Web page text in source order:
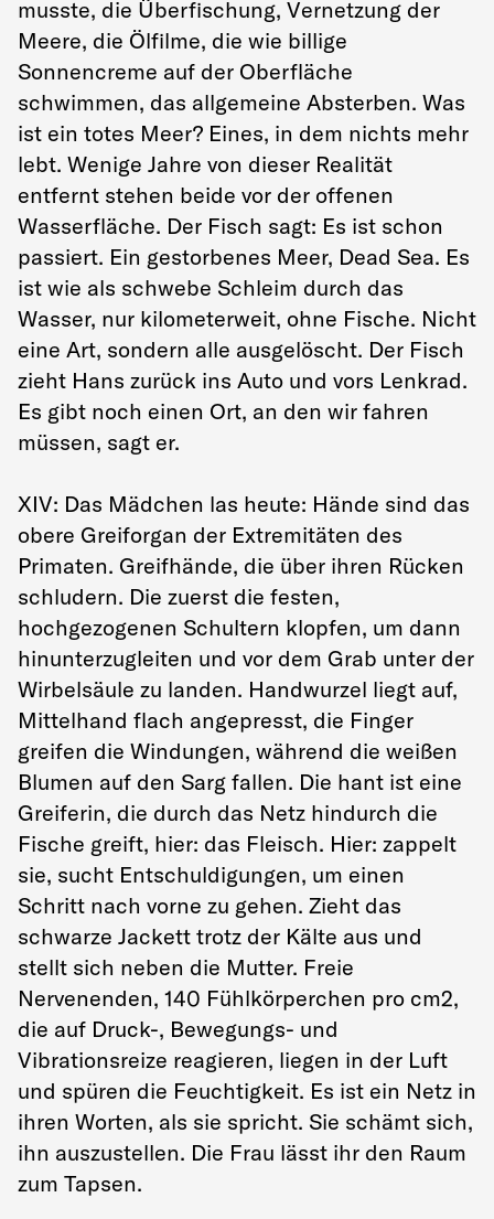
musste, die Überfischung, Vernetzung der
Meere, die Ölfilme, die wie billige
Sonnencreme auf der Oberfläche
schwimmen, das allgemeine Absterben. Was
ist ein totes Meer? Eines, in dem nichts mehr
lebt. Wenige Jahre von dieser Realität
entfernt stehen beide vor der offenen
Wasserfläche. Der Fisch sagt: Es ist schon
passiert. Ein gestorbenes Meer, Dead Sea. Es
ist wie als schwebe Schleim durch das
Wasser, nur kilometerweit, ohne Fische. Nicht
eine Art, sondern alle ausgelöscht. Der Fisch
zieht Hans zurück ins Auto und vors Lenkrad.
Es gibt noch einen Ort, an den wir fahren
müssen, sagt er.
XIV: Das Mädchen las heute: Hände sind das
obere Greiforgan der Extremitäten des
Primaten. Greifhände, die über ihren Rücken
schludern. Die zuerst die festen,
hochgezogenen Schultern klopfen, um dann
hinunterzugleiten und vor dem Grab unter der
Wirbelsäule zu landen. Handwurzel liegt auf,
Mittelhand flach angepresst, die Finger
greifen die Windungen, während die weißen
Blumen auf den Sarg fallen. Die hant ist eine
Greiferin, die durch das Netz hindurch die
Fische greift, hier: das Fleisch. Hier: zappelt
sie, sucht Entschuldigungen, um einen
Schritt nach vorne zu gehen. Zieht das
schwarze Jackett trotz der Kälte aus und
stellt sich neben die Mutter. Freie
Nervenenden, 140 Fühlkörperchen pro cm2,
die auf Druck-, Bewegungs- und
Vibrationsreize reagieren, liegen in der Luft
und spüren die Feuchtigkeit. Es ist ein Netz in
ihren Worten, als sie spricht. Sie schämt sich,
ihn auszustellen. Die Frau lässt ihr den Raum
zum Tapsen.